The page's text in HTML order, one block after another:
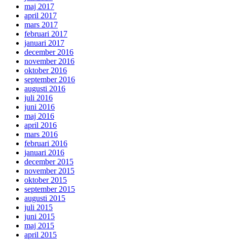
maj 2017
april 2017
mars 2017
februari 2017
januari 2017
december 2016
november 2016
oktober 2016
september 2016
augusti 2016
juli 2016
juni 2016
maj 2016
april 2016
mars 2016
februari 2016
januari 2016
december 2015
november 2015
oktober 2015
september 2015
augusti 2015
juli 2015
juni 2015
maj 2015
april 2015